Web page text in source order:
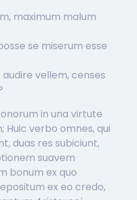
maximum malum
se miserum esse
vellem, censes
in una virtute
Huic verbo omnes, qui
duas res subiciunt,
suavem
bonum ex quo
ex eo credo,